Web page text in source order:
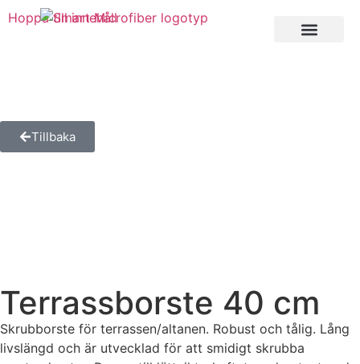
Hoppa till innehåll
Tillbaka
Terrassborste 40 cm
Skrubborste för terrassen/altanen. Robust och tålig. Lång
livslängd och är utvecklad för att smidigt skrubba